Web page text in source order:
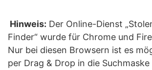
Hinweis: Der Online-Dienst
Finder“ wurde für Chrome und
Nur bei diesen Browsern ist es
per Drag & Drop in die